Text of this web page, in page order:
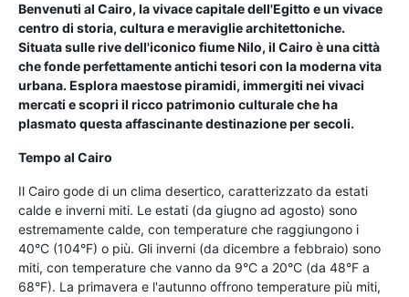
Benvenuti al Cairo, la vivace capitale dell'Egitto e un vivace
centro di storia, cultura e meraviglie architettoniche.
Situata sulle rive dell'iconico fiume Nilo, il Cairo è una città
che fonde perfettamente antichi tesori con la moderna vita
urbana. Esplora maestose piramidi, immergiti nei vivaci
mercati e scopri il ricco patrimonio culturale che ha
plasmato questa affascinante destinazione per secoli.
Tempo al Cairo
Il Cairo gode di un clima desertico, caratterizzato da estati
calde e inverni miti. Le estati (da giugno ad agosto) sono
estremamente calde, con temperature che raggiungono i
40°C (104°F) o più. Gli inverni (da dicembre a febbraio) sono
miti, con temperature che vanno da 9°C a 20°C (da 48°F a
68°F). La primavera e l'autunno offrono temperature più miti,